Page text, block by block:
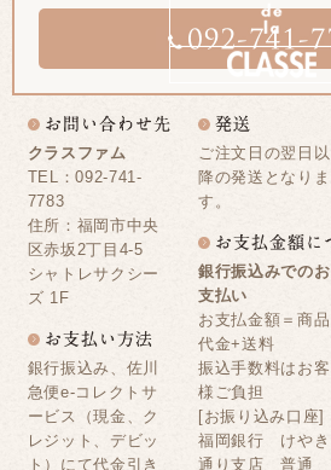
クラスファム
TEL：092-741-
7783
住所：福岡市中央
区赤坂2丁目4-5
シャトレサクシー
ズ 1F
銀行振込み、佐川
急便e-コレクトサ
ービス（現金、ク
レジット、デビッ
ト）にて代金引き
ご注文日の翌日以
降の発送となりま
す。
銀行振込みでのお
支払い
お支払金額＝商品
代金+送料
振込手数料はお客
様ご負担
[お振り込み口座]
福岡銀行 けやき
通り支店 普通